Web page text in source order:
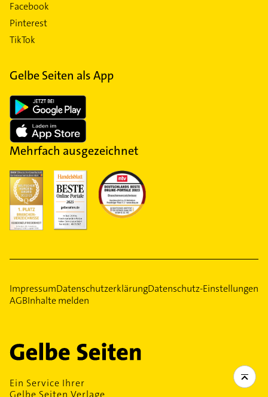
Facebook
Pinterest
TikTok
Gelbe Seiten als App
Mehrfach ausgezeichnet
ImpressumDatenschutzerklärungDatenschutz-Einstellungen
AGBInhalte melden
Ein Service Ihrer
Gelbe Seiten Verlage